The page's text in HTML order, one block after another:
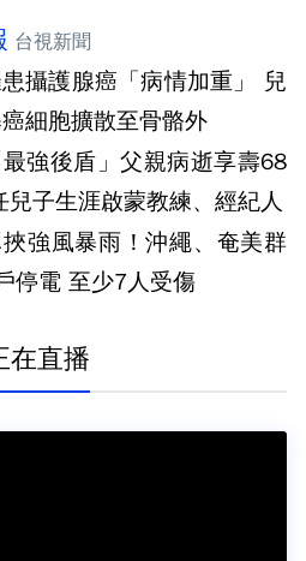
台視新聞
攝護腺癌「病情加重」 兒
細胞擴散至骨骼外
強後盾」父親病逝享壽68
兒子生涯啟蒙教練、經紀人
強風暴雨！沖繩、奄美群
停電 至少7人受傷
在直播